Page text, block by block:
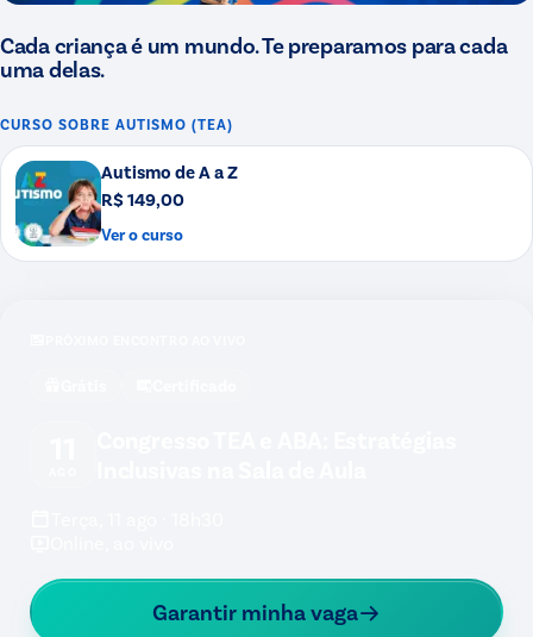
Cada criança é um mundo. Te preparamos para cada
uma delas.
CURSO SOBRE AUTISMO (TEA)
Autismo de A a Z
R$ 149,00
Ver o curso
Garantir minha vaga